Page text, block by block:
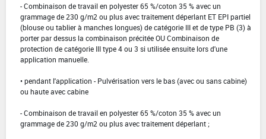
- Combinaison de travail en polyester 65 %/coton 35 % avec un
grammage de 230 g/m2 ou plus avec traitement déperlant ET EPI partiel
(blouse ou tablier à manches longues) de catégorie III et de type PB (3) à
porter par dessus la combinaison précitée OU Combinaison de
protection de catégorie III type 4 ou 3 si utilisée ensuite lors d'une
application manuelle.
• pendant l'application - Pulvérisation vers le bas (avec ou sans cabine)
ou haute avec cabine
- Combinaison de travail en polyester 65 %/coton 35 % avec un
grammage de 230 g/m2 ou plus avec traitement déperlant ;